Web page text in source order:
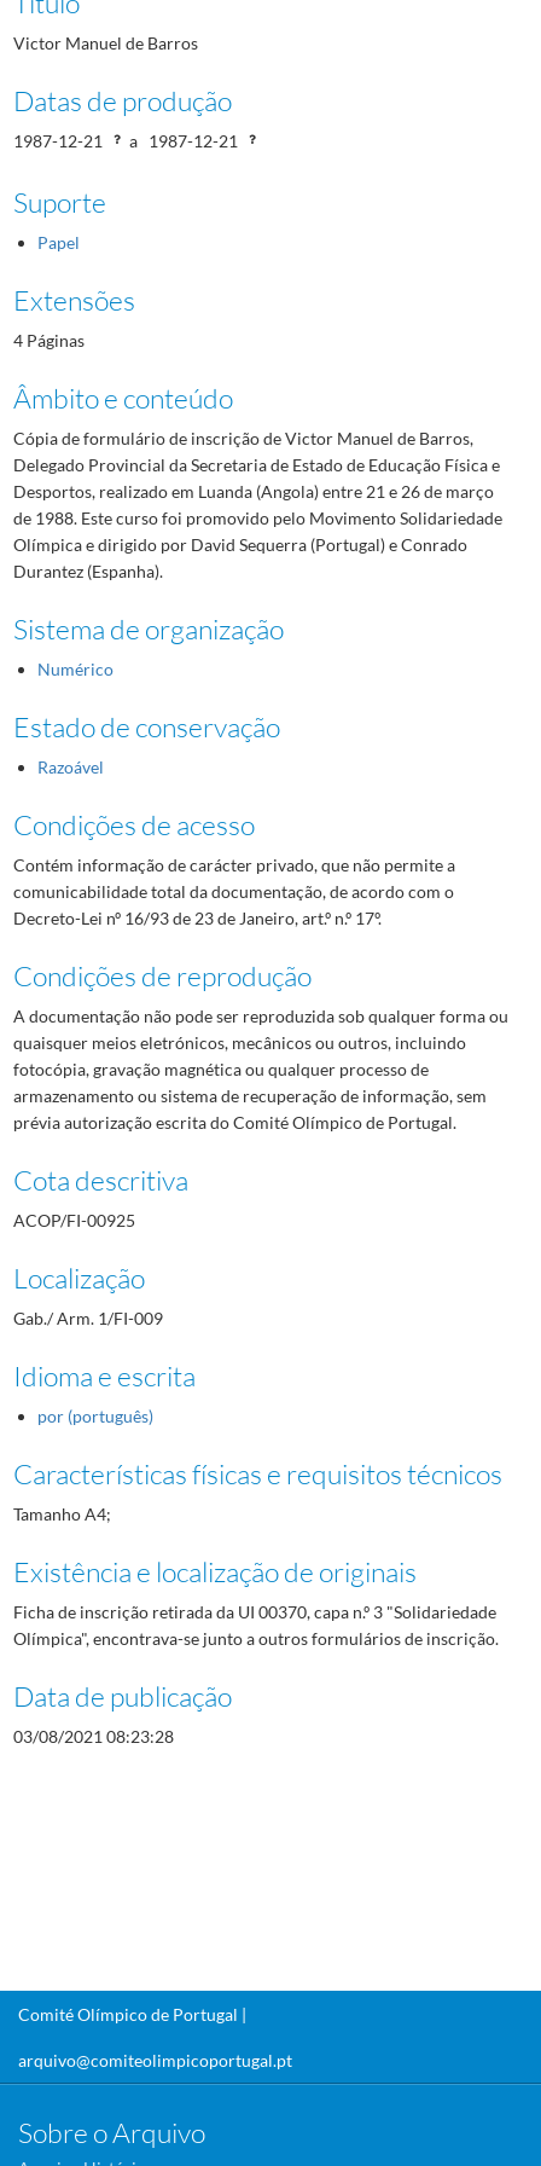
Victor Manuel de Barros
Datas de produção
1987-12-21 a 1987-12-21
Suporte
Papel
Extensões
4 Páginas
Âmbito e conteúdo
Cópia de formulário de inscrição de Victor Manuel de Barros,
Delegado Provincial da Secretaria de Estado de Educação Física e
Desportos, realizado em Luanda (Angola) entre 21 e 26 de março
de 1988. Este curso foi promovido pelo Movimento Solidariedade
Olímpica e dirigido por David Sequerra (Portugal) e Conrado
Durantez (Espanha).
Sistema de organização
Numérico
Estado de conservação
Razoável
Condições de acesso
Contém informação de carácter privado, que não permite a
comunicabilidade total da documentação, de acordo com o
Decreto-Lei nº 16/93 de 23 de Janeiro, art.º n.º 17º.
Condições de reprodução
A documentação não pode ser reproduzida sob qualquer forma ou
quaisquer meios eletrónicos, mecânicos ou outros, incluindo
fotocópia, gravação magnética ou qualquer processo de
armazenamento ou sistema de recuperação de informação, sem
prévia autorização escrita do Comité Olímpico de Portugal.
Cota descritiva
ACOP/FI-00925
Localização
Gab./ Arm. 1/FI-009
Idioma e escrita
por (português)
Características físicas e requisitos técnicos
Tamanho A4;
Existência e localização de originais
Ficha de inscrição retirada da UI 00370, capa n.º 3 "Solidariedade
Olímpica", encontrava-se junto a outros formulários de inscrição.
Data de publicação
03/08/2021 08:23:28
Comité Olímpico de Portugal |
arquivo@comiteolimpicoportugal.pt
Sobre o Arquivo